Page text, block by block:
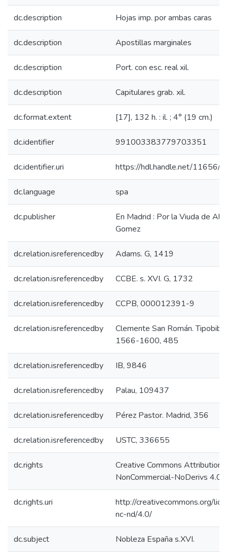
dc.description Hojas imp. por ambas caras
dc.description Apostillas marginales
dc.description Port. con esc. real xil.
dc.description Capitulares grab. xil.
dc.format.extent [17], 132 h. : il. ; 4° (19 cm.)
dc.identifier 991003383779703351
dc.identifier.uri https://hdl.handle.net/11656/
dc.language spa
dc.publisher
En Madrid : Por la Viuda de
Gomez
dc.relation.isreferencedby Adams. G, 1419
dc.relation.isreferencedby CCBE. s. XVI. G, 1732
dc.relation.isreferencedby CCPB, 000012391-9
dc.relation.isreferencedby
Clemente San Román.
1566-1600, 485
dc.relation.isreferencedby IB, 9846
dc.relation.isreferencedby Palau, 109437
dc.relation.isreferencedby Pérez Pastor. Madrid, 356
dc.relation.isreferencedby USTC, 336655
dc.rights
Creative Commons Attribution-
NonCommercial-NoDerivs 4.0
dc.rights.uri
http://creativecommons.org/
nc-nd/4.0/
dc.subject Nobleza España s.XVI.